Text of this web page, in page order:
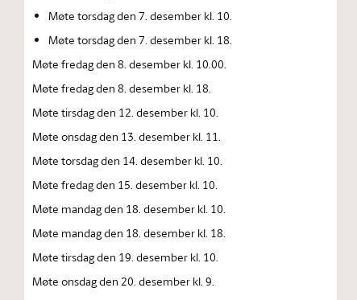
Møte torsdag den 7. desember kl. 10.
Møte torsdag den 7. desember kl. 18.
Møte fredag den 8. desember kl. 10.00.
Møte fredag den 8. desember kl. 18.
Møte tirsdag den 12. desember kl. 10.
Møte onsdag den 13. desember kl. 11.
Møte torsdag den 14. desember kl. 10.
Møte fredag den 15. desember kl. 10.
Møte mandag den 18. desember kl. 10.
Møte mandag den 18. desember kl. 18.
Møte tirsdag den 19. desember kl. 10.
Møte onsdag den 20. desember kl. 9.